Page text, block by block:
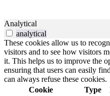
Analytical
analytical
These cookies allow us to
visitors and to see how visitors
it. This helps us to improve the
ensuring that users can easily
can always refuse these cookies.
Cookie
Type